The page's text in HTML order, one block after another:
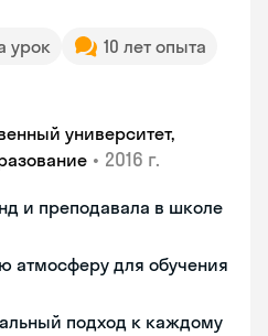
урок
10 лет опыта
университет,
• 2016 г.
и преподавала в школе
атмосферу для обучения
подход к каждому